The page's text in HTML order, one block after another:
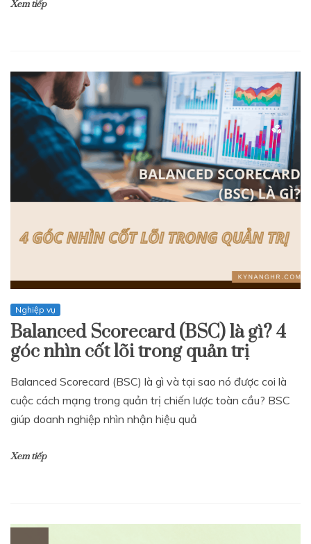
Xem tiếp
Nghiệp vụ
Balanced Scorecard (BSC) là gì? 4
góc nhìn cốt lõi trong quản trị
Balanced Scorecard (BSC) là gì và tại sao nó được coi là
cuộc cách mạng trong quản trị chiến lược toàn cầu? BSC
giúp doanh nghiệp nhìn nhận hiệu quả
Xem tiếp